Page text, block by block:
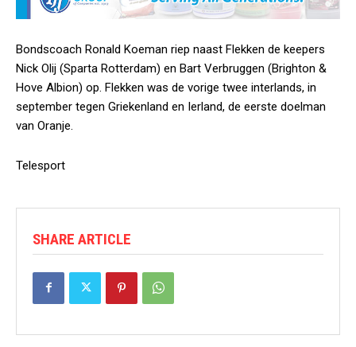
Bondscoach Ronald Koeman riep naast Flekken de keepers
Nick Olij (Sparta Rotterdam) en Bart Verbruggen (Brighton &
Hove Albion) op. Flekken was de vorige twee interlands, in
september tegen Griekenland en Ierland, de eerste doelman
van Oranje.
Telesport
SHARE ARTICLE